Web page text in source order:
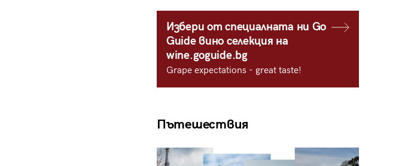
Избери от специалната ни Go
Guide вино селекция на
wine.goguide.bg
Grape expectations - great taste!
Пътешествия